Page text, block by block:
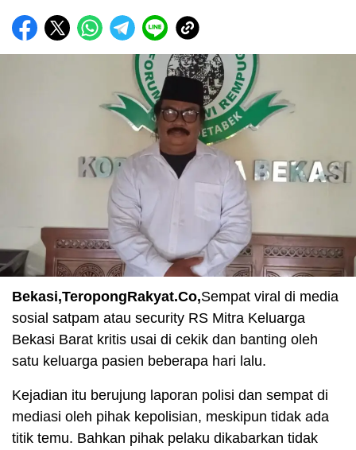
Bekasi,TeropongRakyat.Co,Sempat viral di media
sosial satpam atau security RS Mitra Keluarga
Bekasi Barat kritis usai di cekik dan banting oleh
satu keluarga pasien beberapa hari lalu.
Kejadian itu berujung laporan polisi dan sempat di
mediasi oleh pihak kepolisian, meskipun tidak ada
titik temu. Bahkan pihak pelaku dikabarkan tidak